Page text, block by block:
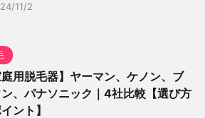
11/2
庭用脱毛器】ヤーマン、ケノン、ブ
、パナソニック｜4社比較【選び方
ント】